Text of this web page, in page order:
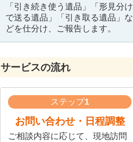
「引き続き使う遺品」「形見分け
で送る遺品」「引き取る遺品」な
どを仕分け、ご報告します。
サービスの流れ
ステップ1
お問い合わせ・日程調整
ご相談内容に応じて、現地訪問